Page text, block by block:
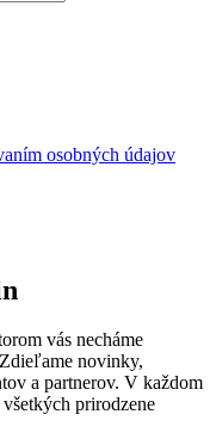
osobných údajov
vás necháme
novinky,
a partnerov. V každom
prirodzene